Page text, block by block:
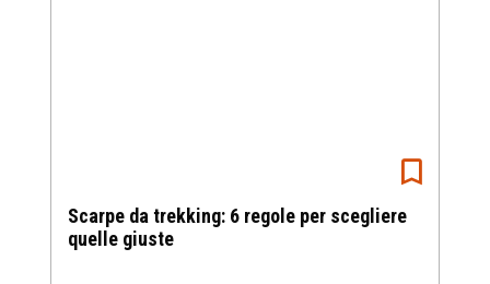
Scarpe da trekking: 6 regole per scegliere
quelle giuste